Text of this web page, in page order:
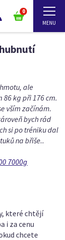
0
ale
86 kg při 176 cm.
vším začínám.
bych rád
si po tréniku dal
na břiše..
7000g
které chtějí
i za cenu
chcete